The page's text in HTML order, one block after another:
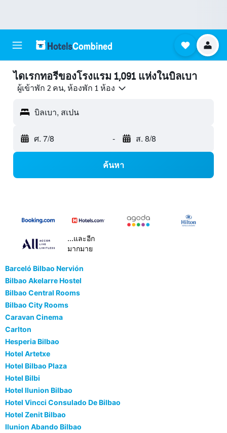
ไดเรกทอรีของโรงแรม 1,091 แห่งในบิลเบา
ผู้เข้าพัก 2 คน, ห้องพัก 1 ห้อง
บิลเบา, สเปน
ศ. 7/8 - ส. 8/8
ค้นหา
...และอีก
มากมาย
Barceló Bilbao Nervión
Bilbao Akelarre Hostel
Bilbao Central Rooms
Bilbao City Rooms
Caravan Cinema
Carlton
Hesperia Bilbao
Hotel Artetxe
Hotel Bilbao Plaza
Hotel Bilbi
Hotel Ilunion Bilbao
Hotel Vincci Consulado De Bilbao
Hotel Zenit Bilbao
Ilunion Abando Bilbao